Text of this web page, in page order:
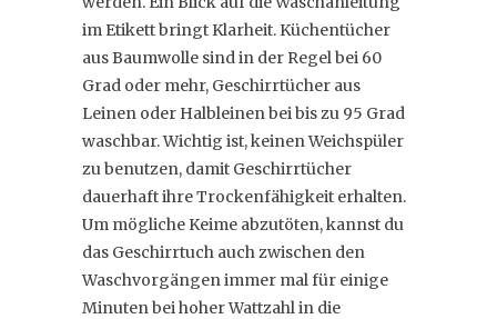
im Etikett bringt Klarheit. Küchentücher
aus Baumwolle sind in der Regel bei 60
Grad oder mehr, Geschirrtücher aus
Leinen oder Halbleinen bei bis zu 95 Grad
waschbar. Wichtig ist, keinen Weichspüler
zu benutzen, damit Geschirrtücher
dauerhaft ihre Trockenfähigkeit erhalten.
Um mögliche Keime abzutöten, kannst du
das Geschirrtuch auch zwischen den
Waschvorgängen immer mal für einige
Minuten bei hoher Wattzahl in die